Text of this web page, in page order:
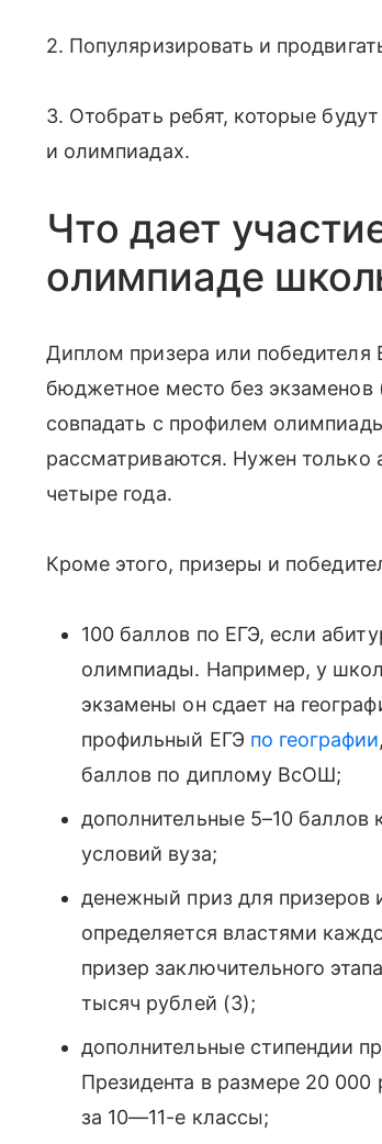
2. Популяризировать и
3. Отобрать ребят, которые
и олимпиадах.
Что дает
олимпиаде
Диплом призера или победителя
бюджетное место без
совпадать с профилем
рассматриваются. Нужен
четыре года.
Кроме этого, призеры и
100 баллов по ЕГЭ, если
олимпиады. Например, у
экзамены он сдает на
профильный ЕГЭ по географии
баллов по диплому ВсОШ;
дополнительные 5–10 баллов
условий вуза;
денежный приз для призеров
определяется властями
призер заключительного
тысяч рублей (3);
дополнительные стипендии
Президента в размере 20
за 10—11-е классы;